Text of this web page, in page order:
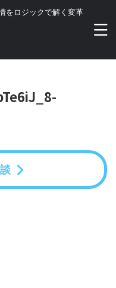
をロジックで解く変革